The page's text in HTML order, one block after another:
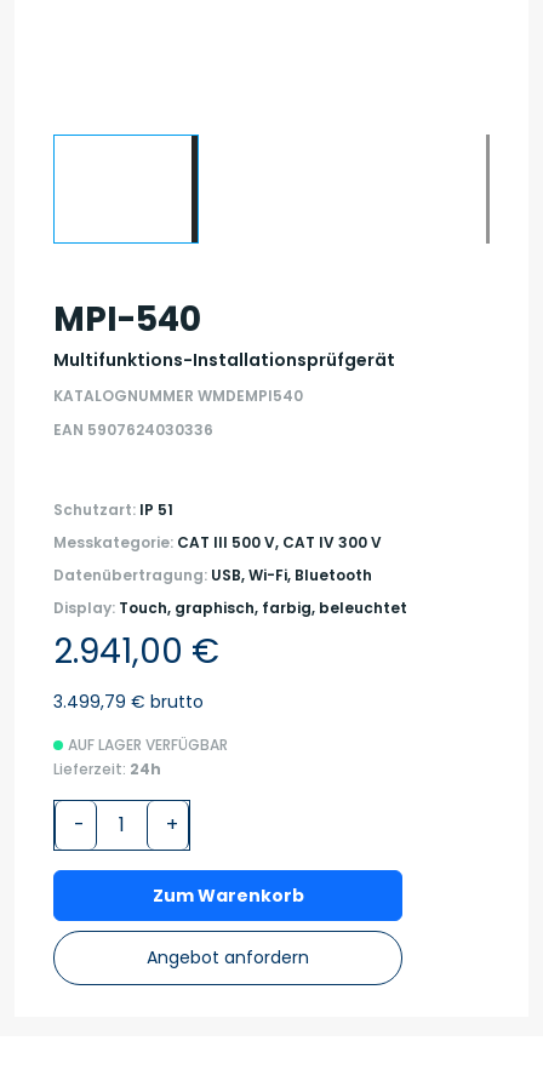
MPI-540
Multifunktions-Installationsprüfgerät
KATALOGNUMMER WMDEMPI540
EAN 5907624030336
Schutzart: IP 51
Messkategorie: CAT III 500 V, CAT IV 300 V
Datenübertragung: USB, Wi-Fi, Bluetooth
Display: Touch, graphisch, farbig, beleuchtet
2.941,00 €
3.499,79 € brutto
AUF LAGER VERFÜGBAR
Lieferzeit: 24h
- +
Zum Warenkorb
Angebot anfordern